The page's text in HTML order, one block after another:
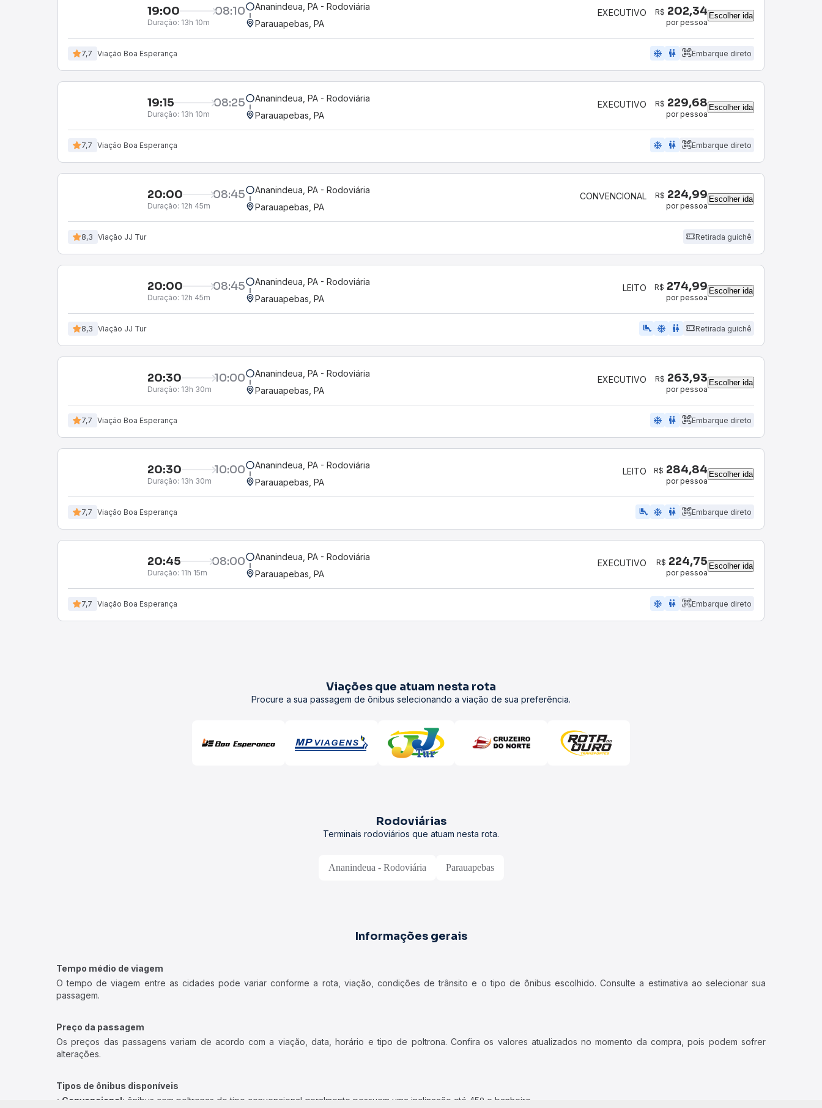
19:00 08:10
Duração: 13h 10m
Ananindeua, PA - Rodoviária
Parauapebas, PA
EXECUTIVO R$ 202,34
por pessoa
Escolher ida
7,7 Viação Boa Esperança ac_unit wc Embarque direto
19:15 08:25
Duração: 13h 10m
Ananindeua, PA - Rodoviária
Parauapebas, PA
EXECUTIVO R$ 229,68
por pessoa
Escolher ida
7,7 Viação Boa Esperança ac_unit wc Embarque direto
20:00 08:45
Duração: 12h 45m
Ananindeua, PA - Rodoviária
Parauapebas, PA
CONVENCIONAL R$ 224,99
por pessoa
Escolher ida
8,3 Viação JJ Tur Retirada guichê
20:00 08:45
Duração: 12h 45m
Ananindeua, PA - Rodoviária
Parauapebas, PA
LEITO R$ 274,99
por pessoa
Escolher ida
8,3 Viação JJ Tur airline_seat_legroom_extra ac_unit wc Retirada guichê
20:30 10:00
Duração: 13h 30m
Ananindeua, PA - Rodoviária
Parauapebas, PA
EXECUTIVO R$ 263,93
por pessoa
Escolher ida
7,7 Viação Boa Esperança ac_unit wc Embarque direto
20:30 10:00
Duração: 13h 30m
Ananindeua, PA - Rodoviária
Parauapebas, PA
LEITO R$ 284,84
por pessoa
Escolher ida
7,7 Viação Boa Esperança airline_seat_legroom_extra ac_unit wc Embarque direto
20:45 08:00
Duração: 11h 15m
Ananindeua, PA - Rodoviária
Parauapebas, PA
EXECUTIVO R$ 224,75
por pessoa
Escolher ida
7,7 Viação Boa Esperança ac_unit wc Embarque direto
Viações que atuam nesta rota
Procure a sua passagem de ônibus selecionando a viação de sua preferência.
Rodoviárias
Terminais rodoviários que atuam nesta rota.
Ananindeua - Rodoviária Parauapebas
Informações gerais
Tempo médio de viagem
O tempo de viagem entre as cidades pode variar conforme a rota, viação, condições de trânsito e o tipo de ônibus escolhido. Consulte a estimativa ao selecionar sua
passagem.
Preço da passagem
Os preços das passagens variam de acordo com a viação, data, horário e tipo de poltrona. Confira os valores atualizados no momento da compra, pois podem sofrer
alterações.
Tipos de ônibus disponíveis
• Convencional: ônibus com poltronas do tipo convencional geralmente possuem uma inclinação até 45º e banheiro.